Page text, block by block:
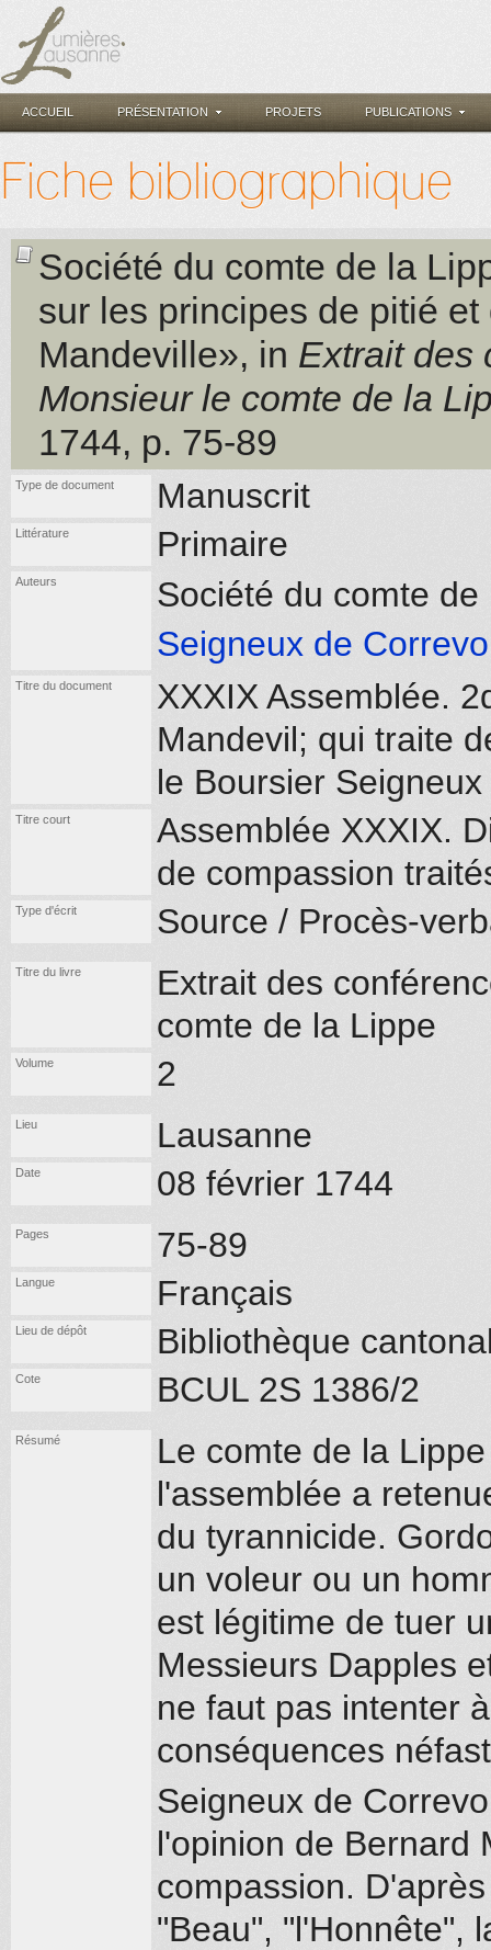
ACCUEIL PRÉSENTATION PROJETS PUBLICATIONS
Fiche bibliographique
Société du comte de la
sur les principes de pitié
Mandeville», in Extrait des
Monsieur le comte de la
1744, p. 75-89
Type de document Manuscrit
Littérature Primaire
Auteurs
Société du comte
Seigneux de
Titre du document
XXXIX Assemblée.
Mandevil; qui traite
le Boursier Seigneux
Titre court
Assemblée XXXIX.
de compassion
Type d'écrit Source / Procès-
Titre du livre
Extrait des
comte de la Lippe
Volume 2
Lieu Lausanne
Date 08 février 1744
Pages 75-89
Langue Français
Lieu de dépôt Bibliothèque
Cote BCUL 2S 1386/2
Résumé
Le comte de la
l'assemblée a
du tyrannicide.
un voleur ou un
est légitime de tuer
Messieurs Dapples
ne faut pas intenter
conséquences
Seigneux de
l'opinion de Bernard
compassion.
"Beau", "l'Honnête",